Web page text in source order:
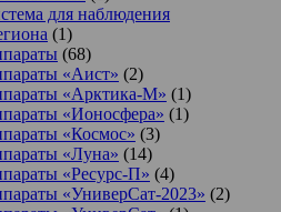
для наблюдения
(1)
(68)
«Аист» (2)
«Арктика-М» (1)
«Ионосфера» (1)
«Космос» (3)
«Луна» (14)
«Ресурс-П» (4)
«УниверСат-2023» (2)